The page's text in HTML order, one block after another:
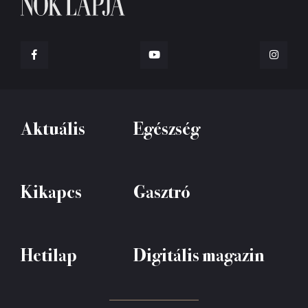
Aktuális Egészség
Kikapcs Gasztró
Hetilap Digitális magazin